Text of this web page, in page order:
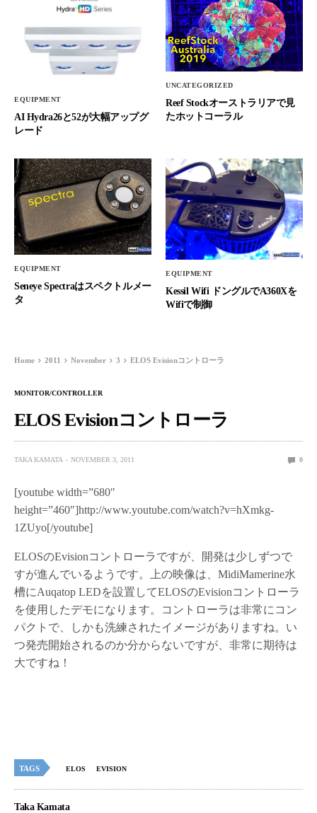
EQUIPMENT
AI Hydra26と52が大幅アップグ
レード
UNCATEGORIZED
Reef Stockオーストラリアで見
たホットコーラル
EQUIPMENT
Seneye Spectraはスペクトルメー
タ
EQUIPMENT
Kessil Wifi ドングルでA360Xを
Wifiで制御
Home 2011 November 3 ELOS Evisionコントローラ
MONITOR/CONTROLLER
ELOS Evisionコントローラ
TAKA KAMATA NOVEMBER 3, 2011 0
[youtube width=”680″
height=”460″]http://www.youtube.com/watch?v=hXmkg-
1ZUyo[/youtube]
ELOSのEvisionコントローラですが、開発は少しずつで
すが進んでいるようです。上の映像は、MidiMamerine水
槽にAuqatop LEDを設置してELOSのEvisionコントローラ
を使用したデモになります。コントローラは非常にコン
パクトで、しかも洗練されたイメージがありますね。い
つ発売開始されるのか分からないですが、非常に期待は
大ですね！
TAGS ELOS EVISION
Taka Kamata